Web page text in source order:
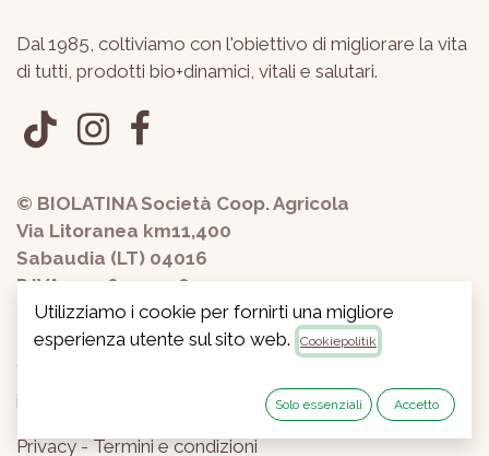
Dal 1985, coltiviamo con l'obiettivo di migliorare la vita
di tutti, prodotti bio+dinamici, vitali e salutari.
© BIOLATINA Società Coop. Agricola
Via Litoranea km11,400
Sabaudia (LT) 04016
P.IVA 01228440598
+390773534807
info@biolatina.it
Privacy - Termini e condizioni
Utilizziamo i cookie per fornirti una migliore
esperienza utente sul sito web.
Cookiepolitik
Solo essenziali Accetto